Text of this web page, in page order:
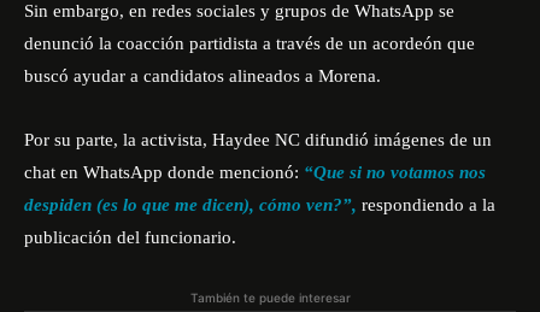
Sin embargo, en redes sociales y grupos de WhatsApp se
denunció la coacción partidista a través de un acordeón que
buscó ayudar a candidatos alineados a Morena.
Por su parte, la activista, Haydee NC difundió imágenes de un
chat en WhatsApp donde mencionó: “Que si no votamos nos
despiden (es lo que me dicen), cómo ven?”, respondiendo a la
publicación del funcionario.
También te puede interesar